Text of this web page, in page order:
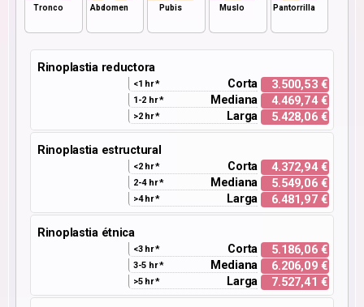
Tronco Abdomen Pubis Muslo Pantorrilla
Rinoplastia reductora
<1 hr * Corta 3.500,53 €
1-2 hr * Mediana 4.469,74 €
>2 hr * Larga 5.428,06 €
Rinoplastia estructural
<2 hr * Corta 4.372,94 €
2-4 hr * Mediana 5.549,06 €
>4 hr * Larga 6.481,97 €
Rinoplastia étnica
<3 hr * Corta 5.186,06 €
3-5 hr * Mediana 6.206,09 €
>5 hr * Larga 7.527,41 €